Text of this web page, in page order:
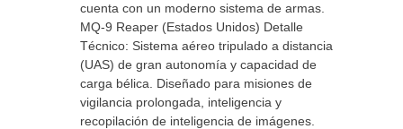
cuenta con un moderno sistema de armas.
MQ-9 Reaper (Estados Unidos) Detalle
Técnico: Sistema aéreo tripulado a distancia
(UAS) de gran autonomía y capacidad de
carga bélica. Diseñado para misiones de
vigilancia prolongada, inteligencia y
recopilación de inteligencia de imágenes.